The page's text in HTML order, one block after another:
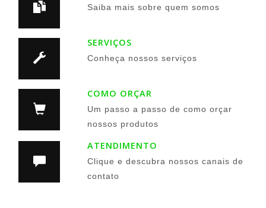
Saiba mais sobre quem somos
SERVIÇOS
Conheça nossos serviços
COMO ORÇAR
Um passo a passo de como orçar
nossos produtos
ATENDIMENTO
Clique e descubra nossos canais de
contato